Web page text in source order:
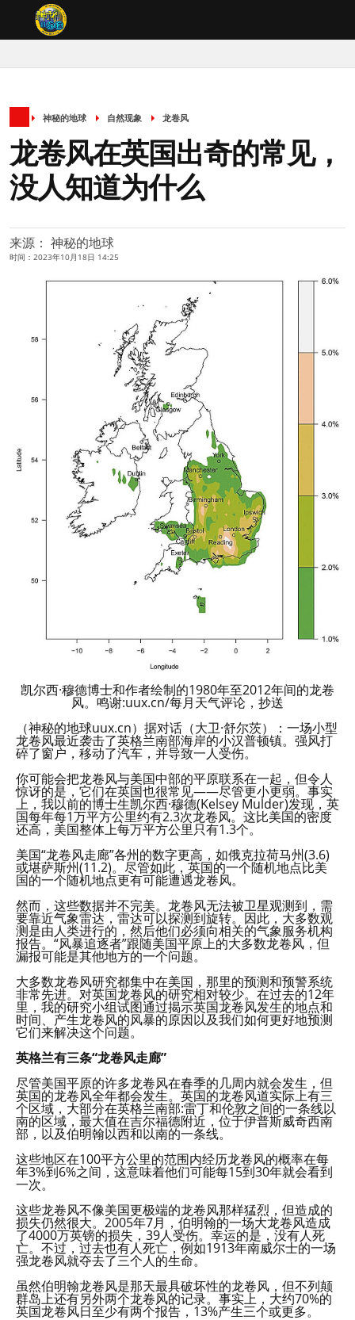
神秘的地球 自然现象 龙卷风
龙卷风在英国出奇的常见，
没人知道为什么
来源： 神秘的地球
时间：2023年10月18日 14:25
凯尔西·穆德博士和作者绘制的1980年至2012年间的龙卷
风。鸣谢:uux.cn/每月天气评论，抄送
（神秘的地球uux.cn）据对话（大卫·舒尔茨）：一场小型
龙卷风最近袭击了英格兰南部海岸的小汉普顿镇。强风打
碎了窗户，移动了汽车，并导致一人受伤。
你可能会把龙卷风与美国中部的平原联系在一起，但令人
惊讶的是，它们在英国也很常见——尽管更小更弱。事实
上，我以前的博士生凯尔西·穆德(Kelsey Mulder)发现，英
国每年每1万平方公里约有2.3次龙卷风。这比美国的密度
还高，美国整体上每万平方公里只有1.3个。
美国“龙卷风走廊”各州的数字更高，如俄克拉荷马州(3.6)
或堪萨斯州(11.2)。尽管如此，英国的一个随机地点比美
国的一个随机地点更有可能遭遇龙卷风。
然而，这些数据并不完美。龙卷风无法被卫星观测到，需
要靠近气象雷达，雷达可以探测到旋转。因此，大多数观
测是由人类进行的，然后他们必须向相关的气象服务机构
报告。“风暴追逐者”跟随美国平原上的大多数龙卷风，但
漏报可能是其他地方的一个问题。
大多数龙卷风研究都集中在美国，那里的预测和预警系统
非常先进。对英国龙卷风的研究相对较少。在过去的12年
里，我的研究小组试图通过揭示英国龙卷风发生的地点和
时间、产生龙卷风的风暴的原因以及我们如何更好地预测
它们来解决这个问题。
英格兰有三条“龙卷风走廊”
尽管美国平原的许多龙卷风在春季的几周内就会发生，但
英国的龙卷风全年都会发生。英国的龙卷风道实际上有三
个区域，大部分在英格兰南部:雷丁和伦敦之间的一条线以
南的区域，最大值在吉尔福德附近，位于伊普斯威奇西南
部，以及伯明翰以西和以南的一条线。
这些地区在100平方公里的范围内经历龙卷风的概率在每
年3%到6%之间，这意味着他们可能每15到30年就会看到
一次。
这些龙卷风不像美国更极端的龙卷风那样猛烈，但造成的
损失仍然很大。2005年7月，伯明翰的一场大龙卷风造成
了4000万英镑的损失，39人受伤。幸运的是，没有人死
亡。不过，过去也有人死亡，例如1913年南威尔士的一场
强龙卷风就夺去了三个人的生命。
虽然伯明翰龙卷风是那天最具破坏性的龙卷风，但不列颠
群岛上还有另外两个龙卷风的记录。事实上，大约70%的
英国龙卷风日至少有两个报告，13%产生三个或更多。